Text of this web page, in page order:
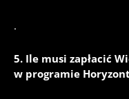
.
5. Ile musi zapłacić
w programie